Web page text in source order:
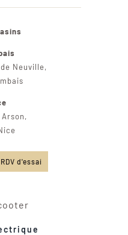
Neuville,
Arson,
d'essai